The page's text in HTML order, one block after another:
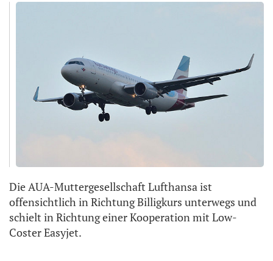
Die AUA-Muttergesellschaft Lufthansa ist
offensichtlich in Richtung Billigkurs unterwegs und
schielt in Richtung einer Kooperation mit Low-
Coster Easyjet.